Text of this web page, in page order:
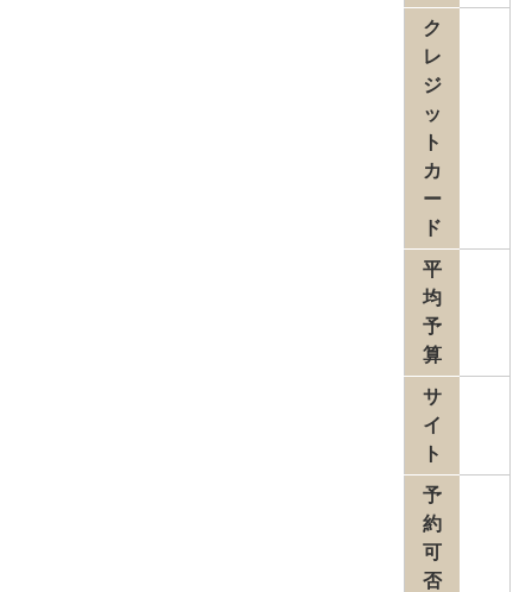
ク
レ
ジ
ッ
ト
カ
ー
ド
平
均
予
算
サ
イ
ト
予
約
可
否